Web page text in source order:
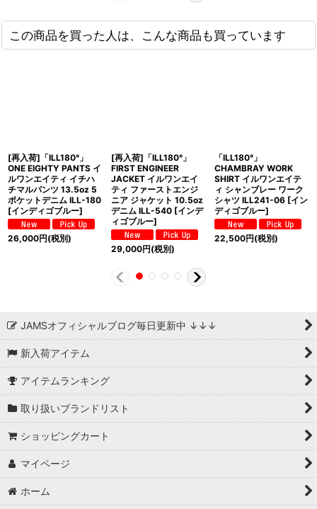
この商品を買った人は、こんな商品も買っています
[再入荷]「ILL180°」
ONE EIGHTY PANTS イ
ルワンエイティ イチハ
チマルパンツ 13.5oz 5
ポケットデニム ILL-180
[インディゴブルー]
26,000円(税別)
[再入荷]「ILL180°」
FIRST ENGINEER
JACKET イルワンエイ
ティ ファーストエンジ
ニア ジャケット 10.5oz
デニム ILL-540 [インデ
ィゴブルー]
29,000円(税別)
「ILL180°」
CHAMBRAY WORK
SHIRT イルワンエイテ
ィ シャンブレー ワーク
シャツ ILL241-06 [イン
ディゴブルー]
22,500円(税別)
JAMSオフィシャルブログ毎日更新中 ↓↓↓
新入荷アイテム
アイテムランキング
取り扱いブランドリスト
ショッピングカート
マイページ
ホーム